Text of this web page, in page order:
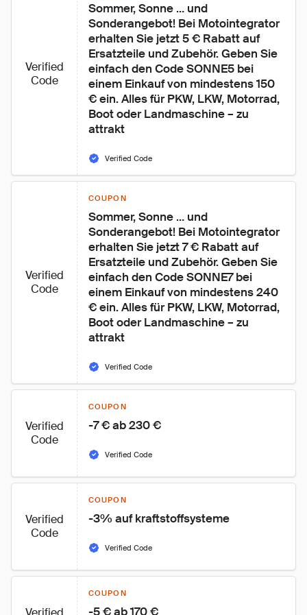
Verified
Code
Sommer, Sonne … und
Sonderangebot! Bei Motointegrator
erhalten Sie jetzt 5 € Rabatt auf
Ersatzteile und Zubehör. Geben Sie
einfach den Code SONNE5 bei
einem Einkauf von mindestens 150
€ ein. Alles für PKW, LKW, Motorrad,
Boot oder Landmaschine – zu
attrakt
Verified Code
Verified
Code
COUPON
Sommer, Sonne … und
Sonderangebot! Bei Motointegrator
erhalten Sie jetzt 7 € Rabatt auf
Ersatzteile und Zubehör. Geben Sie
einfach den Code SONNE7 bei
einem Einkauf von mindestens 240
€ ein. Alles für PKW, LKW, Motorrad,
Boot oder Landmaschine – zu
attrakt
Verified Code
Verified
Code
COUPON
-7 € ab 230 €
Verified Code
Verified
Code
COUPON
-3% auf kraftstoffsysteme
Verified Code
COUPON
-5 € ab 170 €